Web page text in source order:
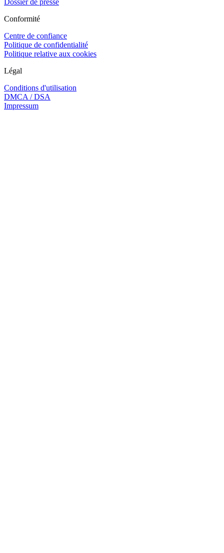
Conformité
Centre de confiance
Politique de confidentialité
Politique relative aux cookies
Légal
Conditions d'utilisation
DMCA / DSA
Impressum